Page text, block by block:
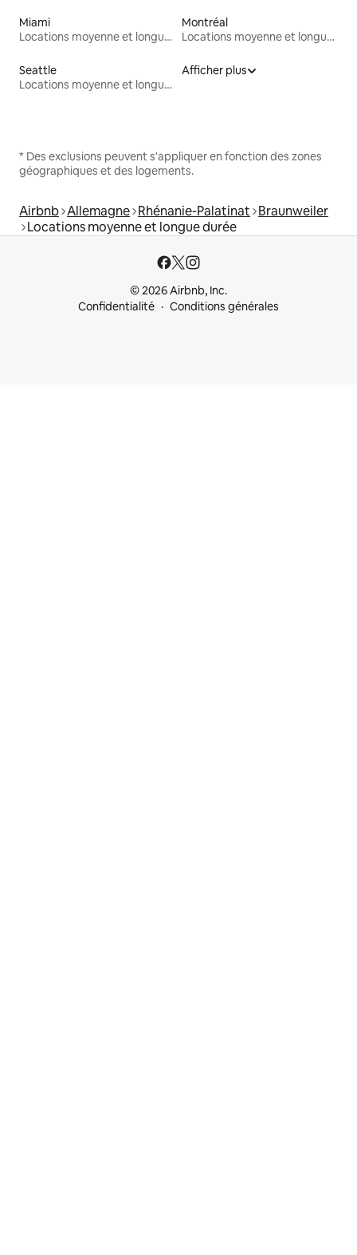
Miami
Locations moyenne et longue durée
Montréal
Locations moyenne et longue durée
Seattle
Locations moyenne et longue durée
Afficher plus
* Des exclusions peuvent s'appliquer en fonction des zones
géographiques et des logements.
Airbnb Allemagne Rhénanie-Palatinat Braunweiler
Locations moyenne et longue durée
© 2026 Airbnb, Inc.
Confidentialité
Conditions générales